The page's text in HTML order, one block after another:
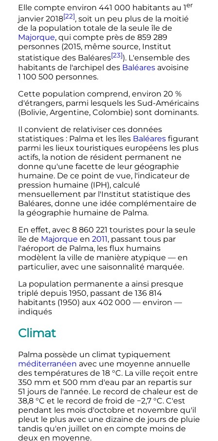
Elle compte environ 441 000 habitants au 1er
janvier 2018[22], soit un peu plus de la moitié
de la population totale de la seule île de
Majorque, qui compte près de 859 289
personnes (2015, même source, Institut
statistique des Baléares[23]). L'ensemble des
habitants de l'archipel des Baléaresavoisine
1 100 500 personnes.
Cette population comprend, environ 20 %
d'étrangers, parmi lesquels les Sud-Américains
(Bolivie, Argentine, Colombie) sont dominants.
Il convient de relativiser ces données
statistiques : Palma et les îles Baléaresfigurant
parmi les lieux touristiques européens les plus
actifs, la notion de résident permanent ne
donne qu'une facette de leur géographie
humaine. De ce point de vue, l'indicateur de
pression humaine (IPH), calculé
mensuellement par l'Institut statistique des
Baléares, donne une idée complémentaire de
la géographie humaine de Palma.
En effet, avec 8 860 221 touristes pour la seule
île de Majorque en 2011, passant tous par
l'aéroport de Palma, les flux humains
modèlent la ville de manière atypique — en
particulier, avec une saisonnalité marquée.
La population permanente a ainsi presque
triplé depuis 1950, passant de 136 814
habitants (1950) aux 402 000 — environ —
indiqués
Climat
Palma possède un climat typiquement
méditerranéen avec une moyenne annuelle
des températures de 18 °C. La ville reçoit entre
350 mm et 500 mm d'eau par an repartis sur
51 jours de l'année. Le record de chaleur est de
38,8 °C et le record de froid de −2,7 °C. C'est
pendant les mois d'octobre et novembre qu'il
pleut le plus avec une dizaine de jours de pluie
tandis qu'en juillet on en compte moins de
deux en moyenne.